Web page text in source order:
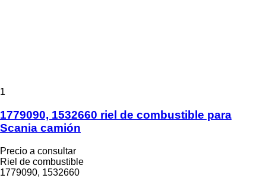
1
1779090, 1532660 riel de combustible para
Scania camión
Precio a consultar
Riel de combustible
1779090, 1532660